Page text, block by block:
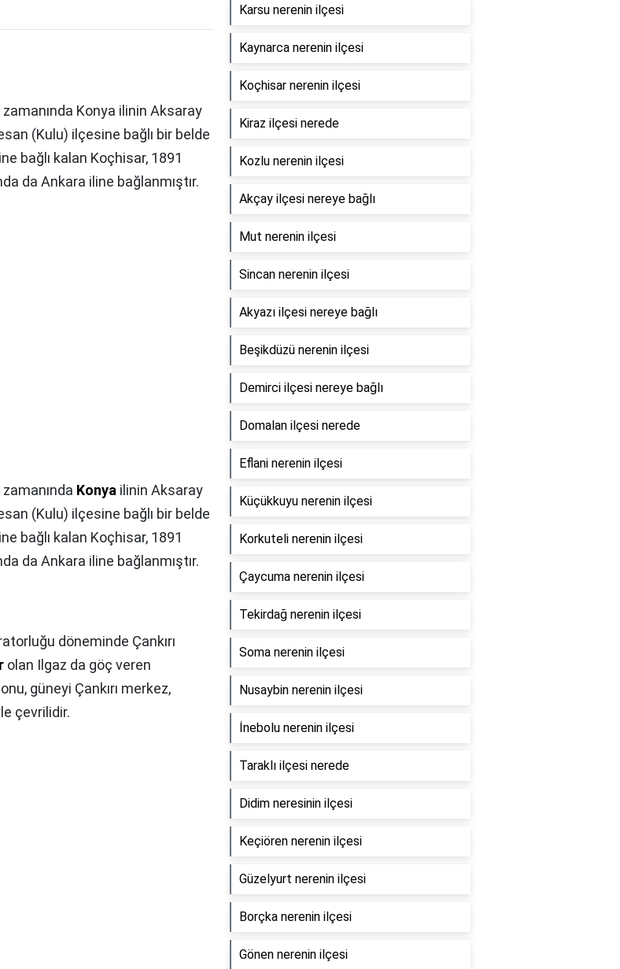
Konya ilinin Aksaray
(Kulu) ilçesine bağlı bir belde
bağlı kalan Koçhisar, 1891
da Ankara iline bağlanmıştır.
Konya ilinin Aksaray
(Kulu) ilçesine bağlı bir belde
bağlı kalan Koçhisar, 1891
da Ankara iline bağlanmıştır.
döneminde Çankırı
olan Ilgaz da göç veren
güneyi Çankırı merkez,
çevrilidir.
Karsu nerenin ilçesi
Kaynarca nerenin ilçesi
Koçhisar nerenin ilçesi
Kiraz ilçesi nerede
Kozlu nerenin ilçesi
Akçay ilçesi nereye bağlı
Mut nerenin ilçesi
Sincan nerenin ilçesi
Akyazı ilçesi nereye bağlı
Beşikdüzü nerenin ilçesi
Demirci ilçesi nereye bağlı
Domalan ilçesi nerede
Eflani nerenin ilçesi
Küçükkuyu nerenin ilçesi
Korkuteli nerenin ilçesi
Çaycuma nerenin ilçesi
Tekirdağ nerenin ilçesi
Soma nerenin ilçesi
Nusaybin nerenin ilçesi
İnebolu nerenin ilçesi
Taraklı ilçesi nerede
Didim neresinin ilçesi
Keçiören nerenin ilçesi
Güzelyurt nerenin ilçesi
Borçka nerenin ilçesi
Gönen nerenin ilçesi